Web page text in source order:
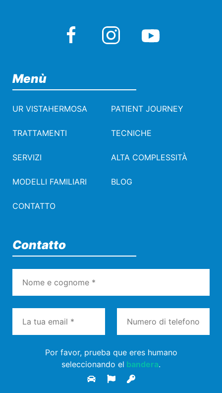
Menù
UR VISTAHERMOSA PATIENT JOURNEY
TRATTAMENTI TECNICHE
SERVIZI ALTA COMPLESSITÀ
MODELLI FAMILIARI BLOG
CONTATTO
Contatto
Por favor, prueba que eres humano
seleccionando el bandera.